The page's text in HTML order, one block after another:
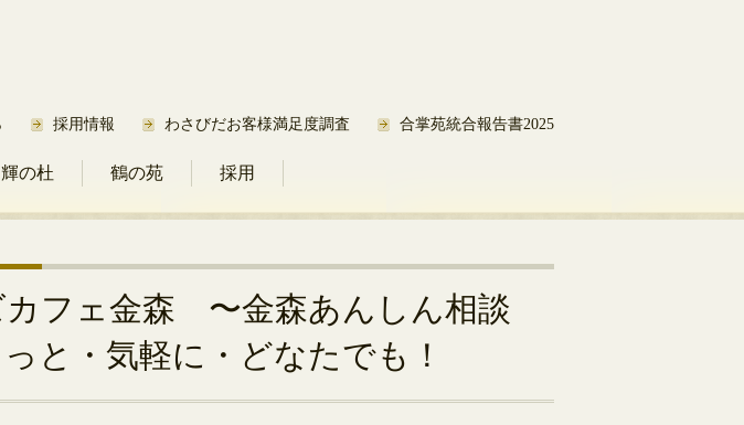
採用情報 わさびだお客様満足度調査 合掌苑統合報告書2025
輝の杜 鶴の苑 採用
カフェ金森 〜金森あんしん相談
と・気軽に・どなたでも！